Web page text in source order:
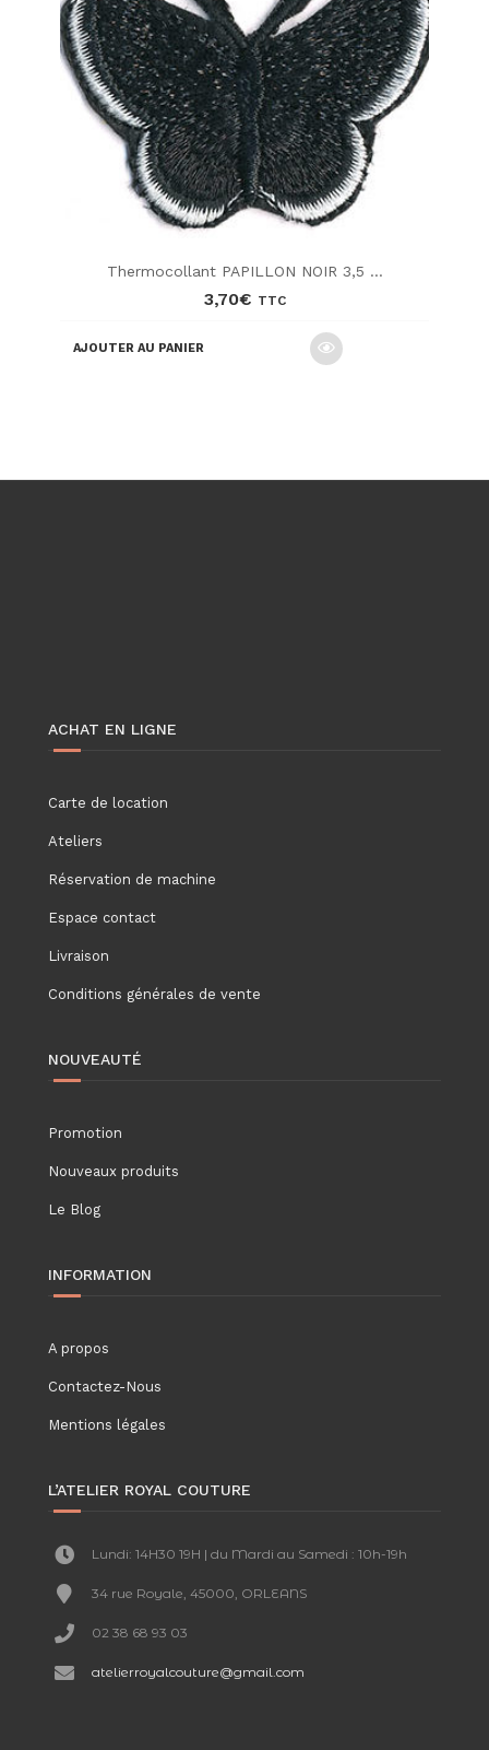
Thermocollant PAPILLON NOIR 3,5 ...
3,70€ TTC
AJOUTER AU PANIER
ACHAT EN LIGNE
Carte de location
Ateliers
Réservation de machine
Espace contact
Livraison
Conditions générales de vente
NOUVEAUTÉ
Promotion
Nouveaux produits
Le Blog
INFORMATION
A propos
Contactez-Nous
Mentions légales
L’ATELIER ROYAL COUTURE
Lundi: 14H30 19H | du Mardi au Samedi : 10h-19h
34 rue Royale, 45000, ORLEANS
02 38 68 93 03
atelierroyalcouture@gmail.com